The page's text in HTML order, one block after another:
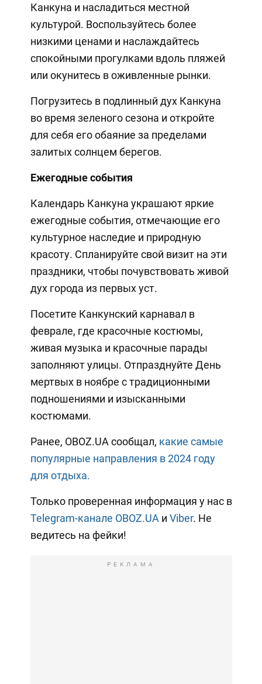
Канкуна и насладиться местной
культурой. Воспользуйтесь более
низкими ценами и наслаждайтесь
спокойными прогулками вдоль пляжей
или окунитесь в оживленные рынки.
Погрузитесь в подлинный дух Канкуна
во время зеленого сезона и откройте
для себя его обаяние за пределами
залитых солнцем берегов.
Ежегодные события
Календарь Канкуна украшают яркие
ежегодные события, отмечающие его
культурное наследие и природную
красоту. Спланируйте свой визит на эти
праздники, чтобы почувствовать живой
дух города из первых уст.
Посетите Канкунский карнавал в
феврале, где красочные костюмы,
живая музыка и красочные парады
заполняют улицы. Отпразднуйте День
мертвых в ноябре с традиционными
подношениями и изысканными
костюмами.
Ранее, OBOZ.UA сообщал, какие самые
популярные направления в 2024 году
для отдыха.
Только проверенная информация у нас в
Telegram-канале OBOZ.UA и Viber. Не
ведитесь на фейки!
РЕКЛАМА